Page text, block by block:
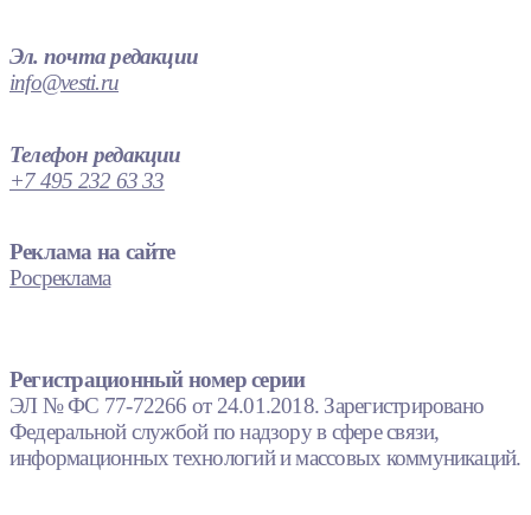
Эл. почта редакции
info@vesti.ru
Телефон редакции
+7 495 232 63 33
Реклама на сайте
Росреклама
Регистрационный номер серии
ЭЛ № ФС 77-72266 от 24.01.2018. Зарегистрировано
Федеральной службой по надзору в сфере связи,
информационных технологий и массовых коммуникаций.